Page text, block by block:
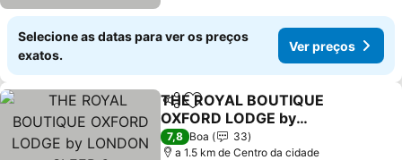
Selecione as datas para ver os preços
exatos.
Ver preços
PartilharAdicionar aos favoritos
THE ROYAL BOUTIQUE
OXFORD LODGE by
LONDON SLEEP 6
Ver preços
7,8 Boa
33
a 1.5 km de Centro da cidade